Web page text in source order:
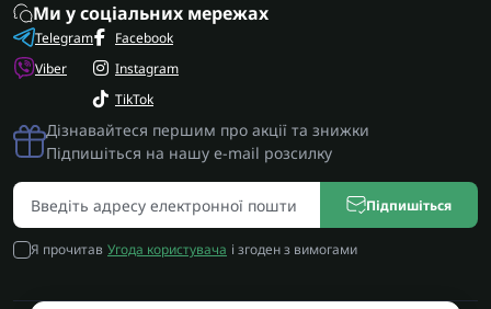
Ми у соціальних мережах
Telegram
Viber
Facebook
Instagram
TikTok
Дізнавайтеся першим про акції та знижки
Підпишіться на нашу e-mail розсилку
Підпишіться
Я прочитав Угода користувача і згоден з вимогами